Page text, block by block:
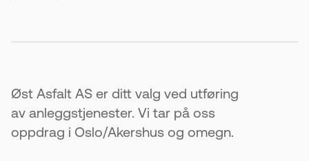
Øst Asfalt AS er ditt valg ved utføring
av anleggstjenester. Vi tar på oss
oppdrag i Oslo/Akershus og omegn.